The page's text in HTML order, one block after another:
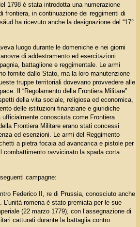
1798 è stata introdotta una numerazione
frontiera, in continuazione dei reggimenti di
ha ricevuto anche la designazione del “17°
luogo durante le domeniche e nei giorni
di addestramento ed esercitazioni
battaglione e reggimentale. Le armi
fornite dallo Stato, ma la loro manutenzione
truppe territoriali dovevano provvedere alle
Il “Regolamento della Frontiera Militare”
della vita sociale, religiosa ed economica,
delle istituzioni finanziarie e giuridiche
conosciuta come Frontiera
Frontiera Militare erano stati concessi
ed esenzioni. Le armi del Reggimento
a pietra focaia ad avancarica e pistole per
combattimento ravvicinato la spada corta
campagne:
Federico II, re di Prussia, conosciuto anche
L’unità romena è stato premiata per le sue
(22 marzo 1779), con l’assegnazione di
catturati durante la battaglia contro